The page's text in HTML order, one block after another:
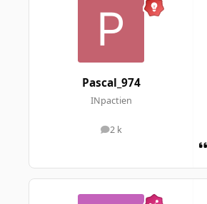
Pascal_974
INpactien
2 k
messages